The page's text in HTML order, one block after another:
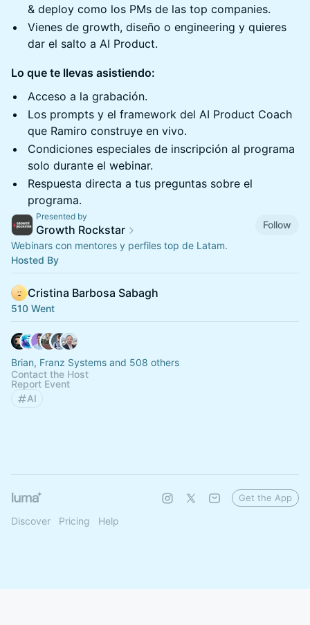
& deploy como los PMs de las top companies.
Vienes de growth, diseño o engineering y quieres
dar el salto a AI Product.
Lo que te llevas asistiendo:
Acceso a la grabación.
Los prompts y el framework del AI Product Coach
que Ramiro construye en vivo.
Condiciones especiales de inscripción al programa
solo durante el webinar.
Respuesta directa a tus preguntas sobre el
programa.
Presented by
Growth Rockstar
Follow
Webinars con mentores y perfiles top de Latam.
Hosted By
Cristina Barbosa Sabagh
510 Went
Brian, Franz Systems and 508 others
Contact the Host
Report Event
AI
Discover Pricing Help
Get the App